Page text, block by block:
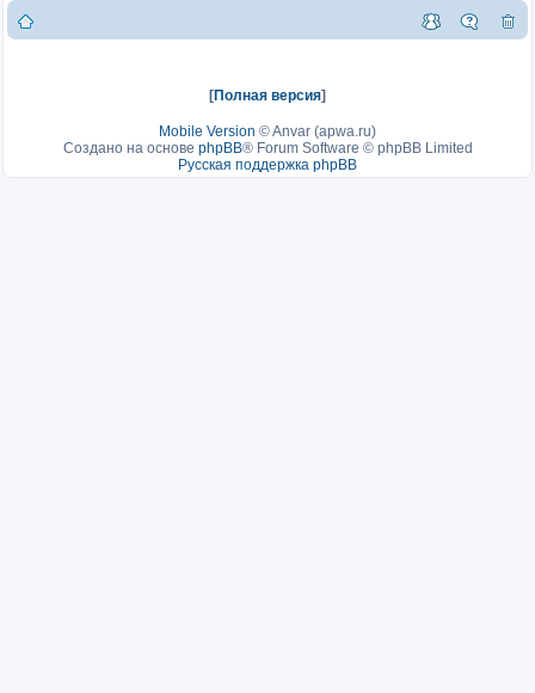
[Полная версия]
Mobile Version ©Anvar (apwa.ru)
Создано на основе phpBB® Forum Software © phpBB Limited
Русская поддержка phpBB